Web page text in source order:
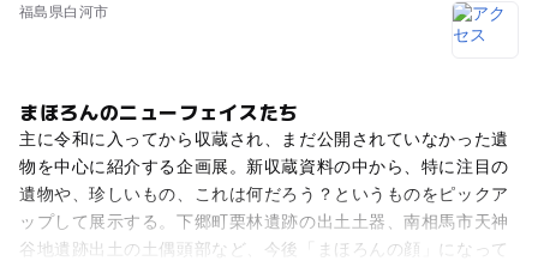
福島県白河市
まほろんのニューフェイスたち
主に令和に入ってから収蔵され、まだ公開されていなかった遺
物を中心に紹介する企画展。新収蔵資料の中から、特に注目の
遺物や、珍しいもの、これは何だろう？というものをピックア
ップして展示する。下郷町栗林遺跡の出土土器、南相馬市天神
谷地遺跡出土の土偶頭部など、今後「まほろんの顔」になって